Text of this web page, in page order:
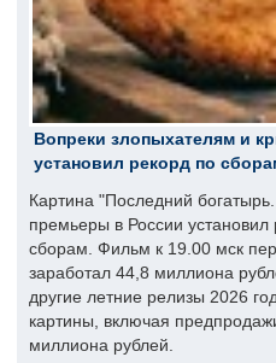
Вопреки злопыхателям и
установил рекорд по
Картина "Последний
премьеры в России установил
сборам. Фильм к 19.00 мск
заработал 44,8 миллиона
другие летние релизы 2026
картины, включая
миллиона рублей.